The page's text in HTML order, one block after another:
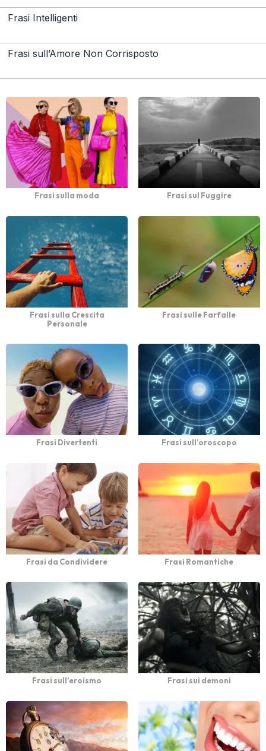
Frasi Intelligenti
Frasi sull’Amore Non Corrisposto
Frasi sulla moda Frasi sul Fuggire
Frasi sulla Crescita
Personale
Frasi sulle Farfalle
Frasi Divertenti Frasi sull’oroscopo
Frasi da Condividere Frasi Romantiche
Frasi sull’eroismo Frasi sui demoni